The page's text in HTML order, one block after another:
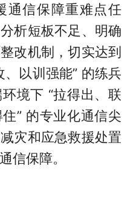
通信保障重难点任
析短板不足、明确
改机制，切实达到
以训强能” 的练兵
境下 “拉得出、联
” 的专业化通信尖
灾和应急救援处置
信保障。